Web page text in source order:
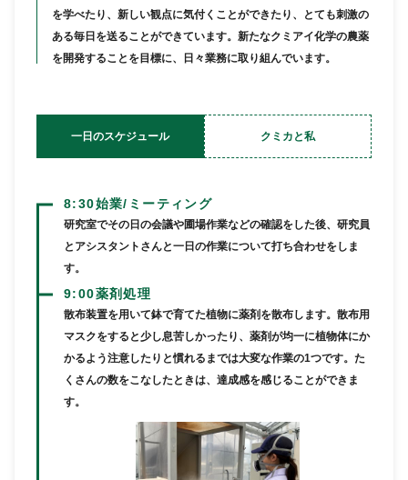
を学べたり、新しい観点に気付くことができたり、とても刺激の
ある毎日を送ることができています。新たなクミアイ化学の農薬
を開発することを目標に、日々業務に取り組んでいます。
一日のスケジュール クミカと私
8:30始業/ミーティング
研究室でその日の会議や圃場作業などの確認をした後、研究員
とアシスタントさんと一日の作業について打ち合わせをしま
す。
9:00薬剤処理
散布装置を用いて鉢で育てた植物に薬剤を散布します。散布用
マスクをすると少し息苦しかったり、薬剤が均一に植物体にか
かるよう注意したりと慣れるまでは大変な作業の1つです。た
くさんの数をこなしたときは、達成感を感じることができま
す。